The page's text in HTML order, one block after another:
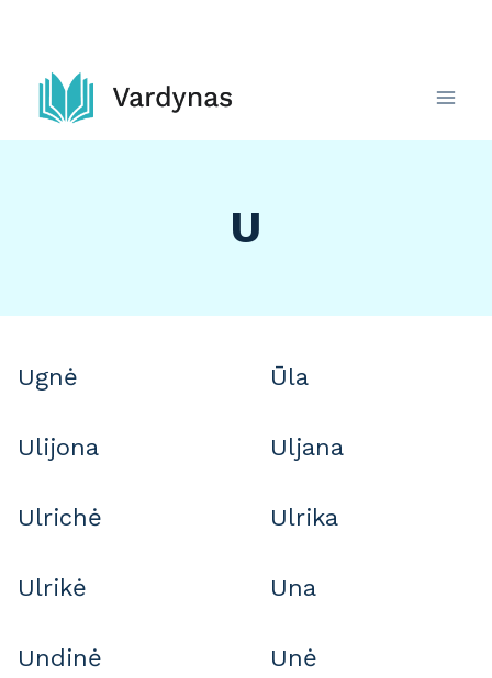
content
U
Ugnė Ūla
Ulijona Uljana
Ulrichė Ulrika
Ulrikė Una
Undinė Unė